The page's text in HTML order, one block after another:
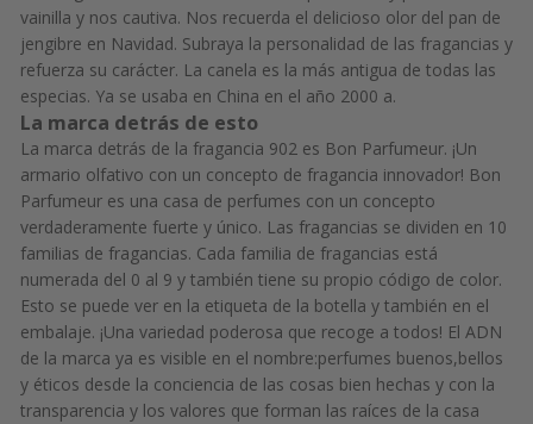
vainilla y nos cautiva. Nos recuerda el delicioso olor del pan de
jengibre en Navidad. Subraya la personalidad de las fragancias y
refuerza su carácter. La canela es la más antigua de todas las
especias. Ya se usaba en China en el año 2000 a.
La marca detrás de esto
La marca detrás de la fragancia 902 es Bon Parfumeur. ¡Un
armario olfativo con un concepto de fragancia innovador! Bon
Parfumeur es una casa de perfumes con un concepto
verdaderamente fuerte y único. Las fragancias se dividen en 10
familias de fragancias. Cada familia de fragancias está
numerada del 0 al 9 y también tiene su propio código de color.
Esto se puede ver en la etiqueta de la botella y también en el
embalaje. ¡Una variedad poderosa que recoge a todos! El ADN
de la marca ya es visible en el nombre:perfumes buenos,bellos
y éticos desde la conciencia de las cosas bien hechas y con la
transparencia y los valores que forman las raíces de la casa